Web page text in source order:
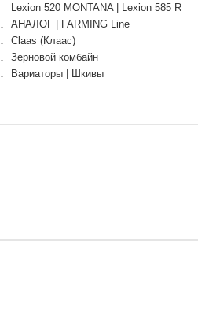
Lexion 520 MONTANA | Lexion 585 R
АНАЛОГ | FARMING Line
Claas (Клаас)
Зерновой комбайн
Вариаторы | Шкивы